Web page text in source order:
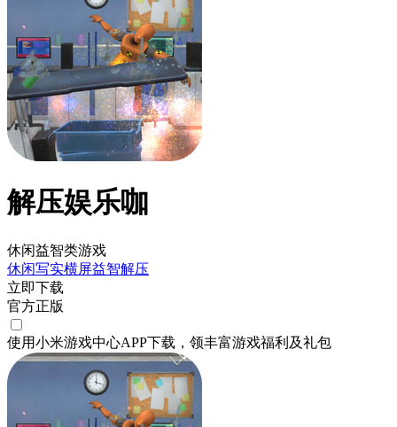
解压娱乐咖
休闲益智类游戏
休闲写实横屏益智解压
立即下载
官方正版
使用小米游戏中心APP下载 ，领丰富游戏福利 及礼包